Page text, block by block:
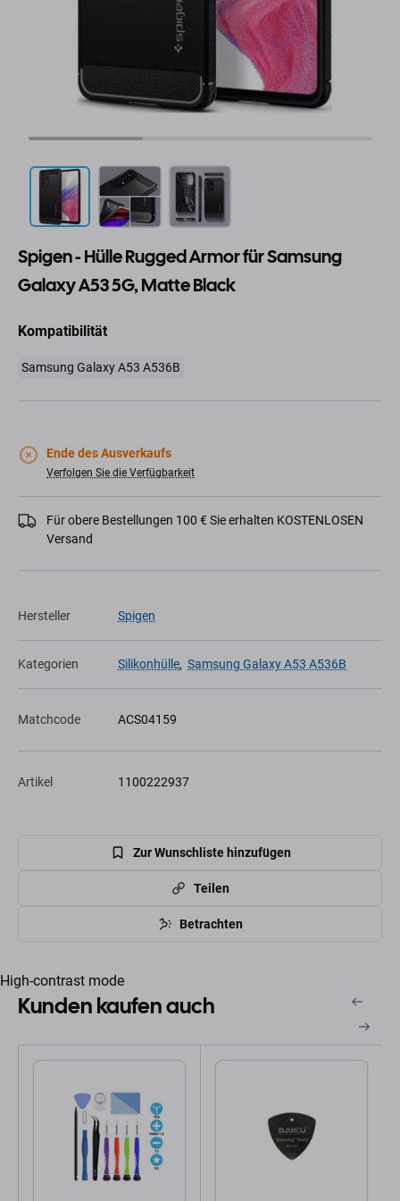
Spigen - Hülle Rugged Armor für Samsung
Galaxy A53 5G, Matte Black
Kompatibilität
Samsung Galaxy A53 A536B
Ende des Ausverkaufs
Verfolgen Sie die Verfügbarkeit
Für obere Bestellungen 100 € Sie erhalten KOSTENLOSEN
Versand
Hersteller Spigen
Kategorien Silikonhülle, Samsung Galaxy A53 A536B
Matchcode ACS04159
Artikel 1100222937
Zur Wunschliste hinzufügen
Teilen
Betrachten
High-contrast mode
Kunden kaufen auch